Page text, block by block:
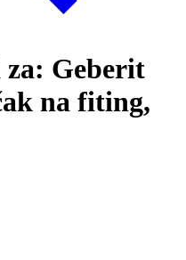
Geberit
na fiting,